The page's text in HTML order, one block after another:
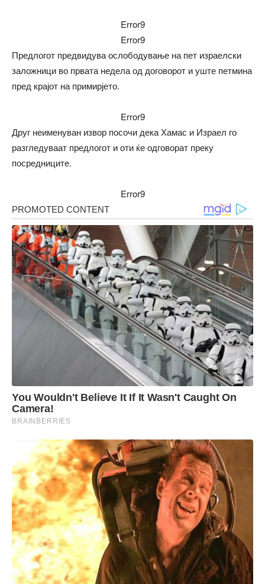
Error9
Error9
Предлогот предвидува ослободување на пет израелски
заложници во првата недела од договорот и уште петмина
пред крајот на примирјето.
Error9
Друг неименуван извор посочи дека Хамас и Израел го
разгледуваат предлогот и оти ќе одговорат преку
посредниците.
Error9